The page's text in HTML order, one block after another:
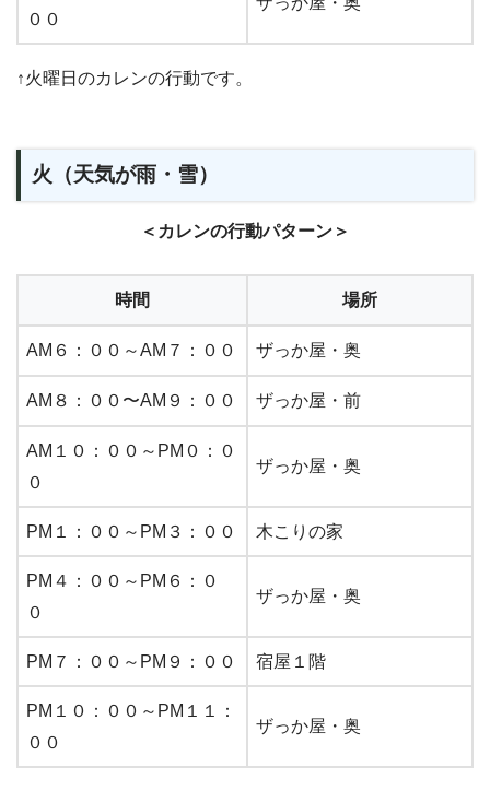
００
↑火曜日のカレンの行動です。
火（天気が雨・雪）
＜カレンの行動パターン＞
時間 場所
AM６：００～AM７：００ ザっか屋・奥
AM８：００〜AM９：００ ザっか屋・前
AM１０：００～PM０：０
０
ザっか屋・奥
PM１：００～PM３：００ 木こりの家
PM４：００～PM６：０
０
ザっか屋・奥
PM７：００～PM９：００ 宿屋１階
PM１０：００～PM１１：
００
ザっか屋・奥